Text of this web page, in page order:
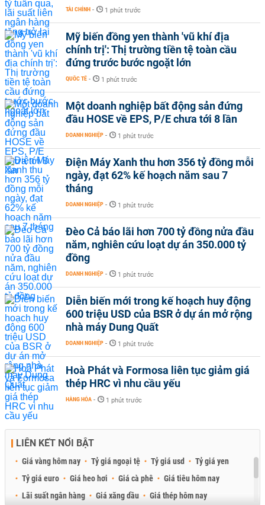
TÀI CHÍNH - 1 phút trước
Mỹ biến đồng yen thành 'vũ khí địa
chính trị': Thị trường tiền tệ toàn cầu
đứng trước bước ngoặt lớn
QUỐC TẾ - 1 phút trước
Một doanh nghiệp bất động sản đứng
đầu HOSE về EPS, P/E chưa tới 8 lần
DOANH NGHIỆP - 1 phút trước
Điện Máy Xanh thu hơn 356 tỷ đồng mỗi
ngày, đạt 62% kế hoạch năm sau 7
tháng
DOANH NGHIỆP - 1 phút trước
Đèo Cả báo lãi hơn 700 tỷ đồng nửa đầu
năm, nghiên cứu loạt dự án 350.000 tỷ
đồng
DOANH NGHIỆP - 1 phút trước
Diễn biến mới trong kế hoạch huy động
600 triệu USD của BSR ở dự án mở rộng
nhà máy Dung Quất
DOANH NGHIỆP - 1 phút trước
Hoà Phát và Formosa liên tục giảm giá
thép HRC vì nhu cầu yếu
HÀNG HÓA - 1 phút trước
LIÊN KẾT NỔI BẬT
Giá vàng hôm nay Tỷ giá ngoại tệ Tỷ giá usd
Tỷ giá yen
Tỷ giá euro
Giá heo hơi Giá cà phê
Giá tiêu hôm nay
Lãi suất ngân hàng
Giá xăng dầu Giá thép hôm nay